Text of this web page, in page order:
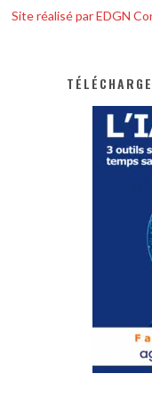
Site réalisé par EDGN